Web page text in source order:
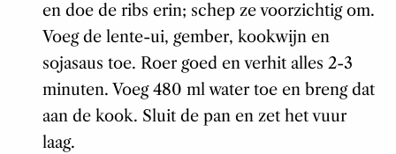
en doe de ribs erin; schep ze voorzichtig om.
Voeg de lente-ui, gember, kookwijn en
sojasaus toe. Roer goed en verhit alles 2-3
minuten. Voeg 480 ml water toe en breng dat
aan de kook. Sluit de pan en zet het vuur
laag.